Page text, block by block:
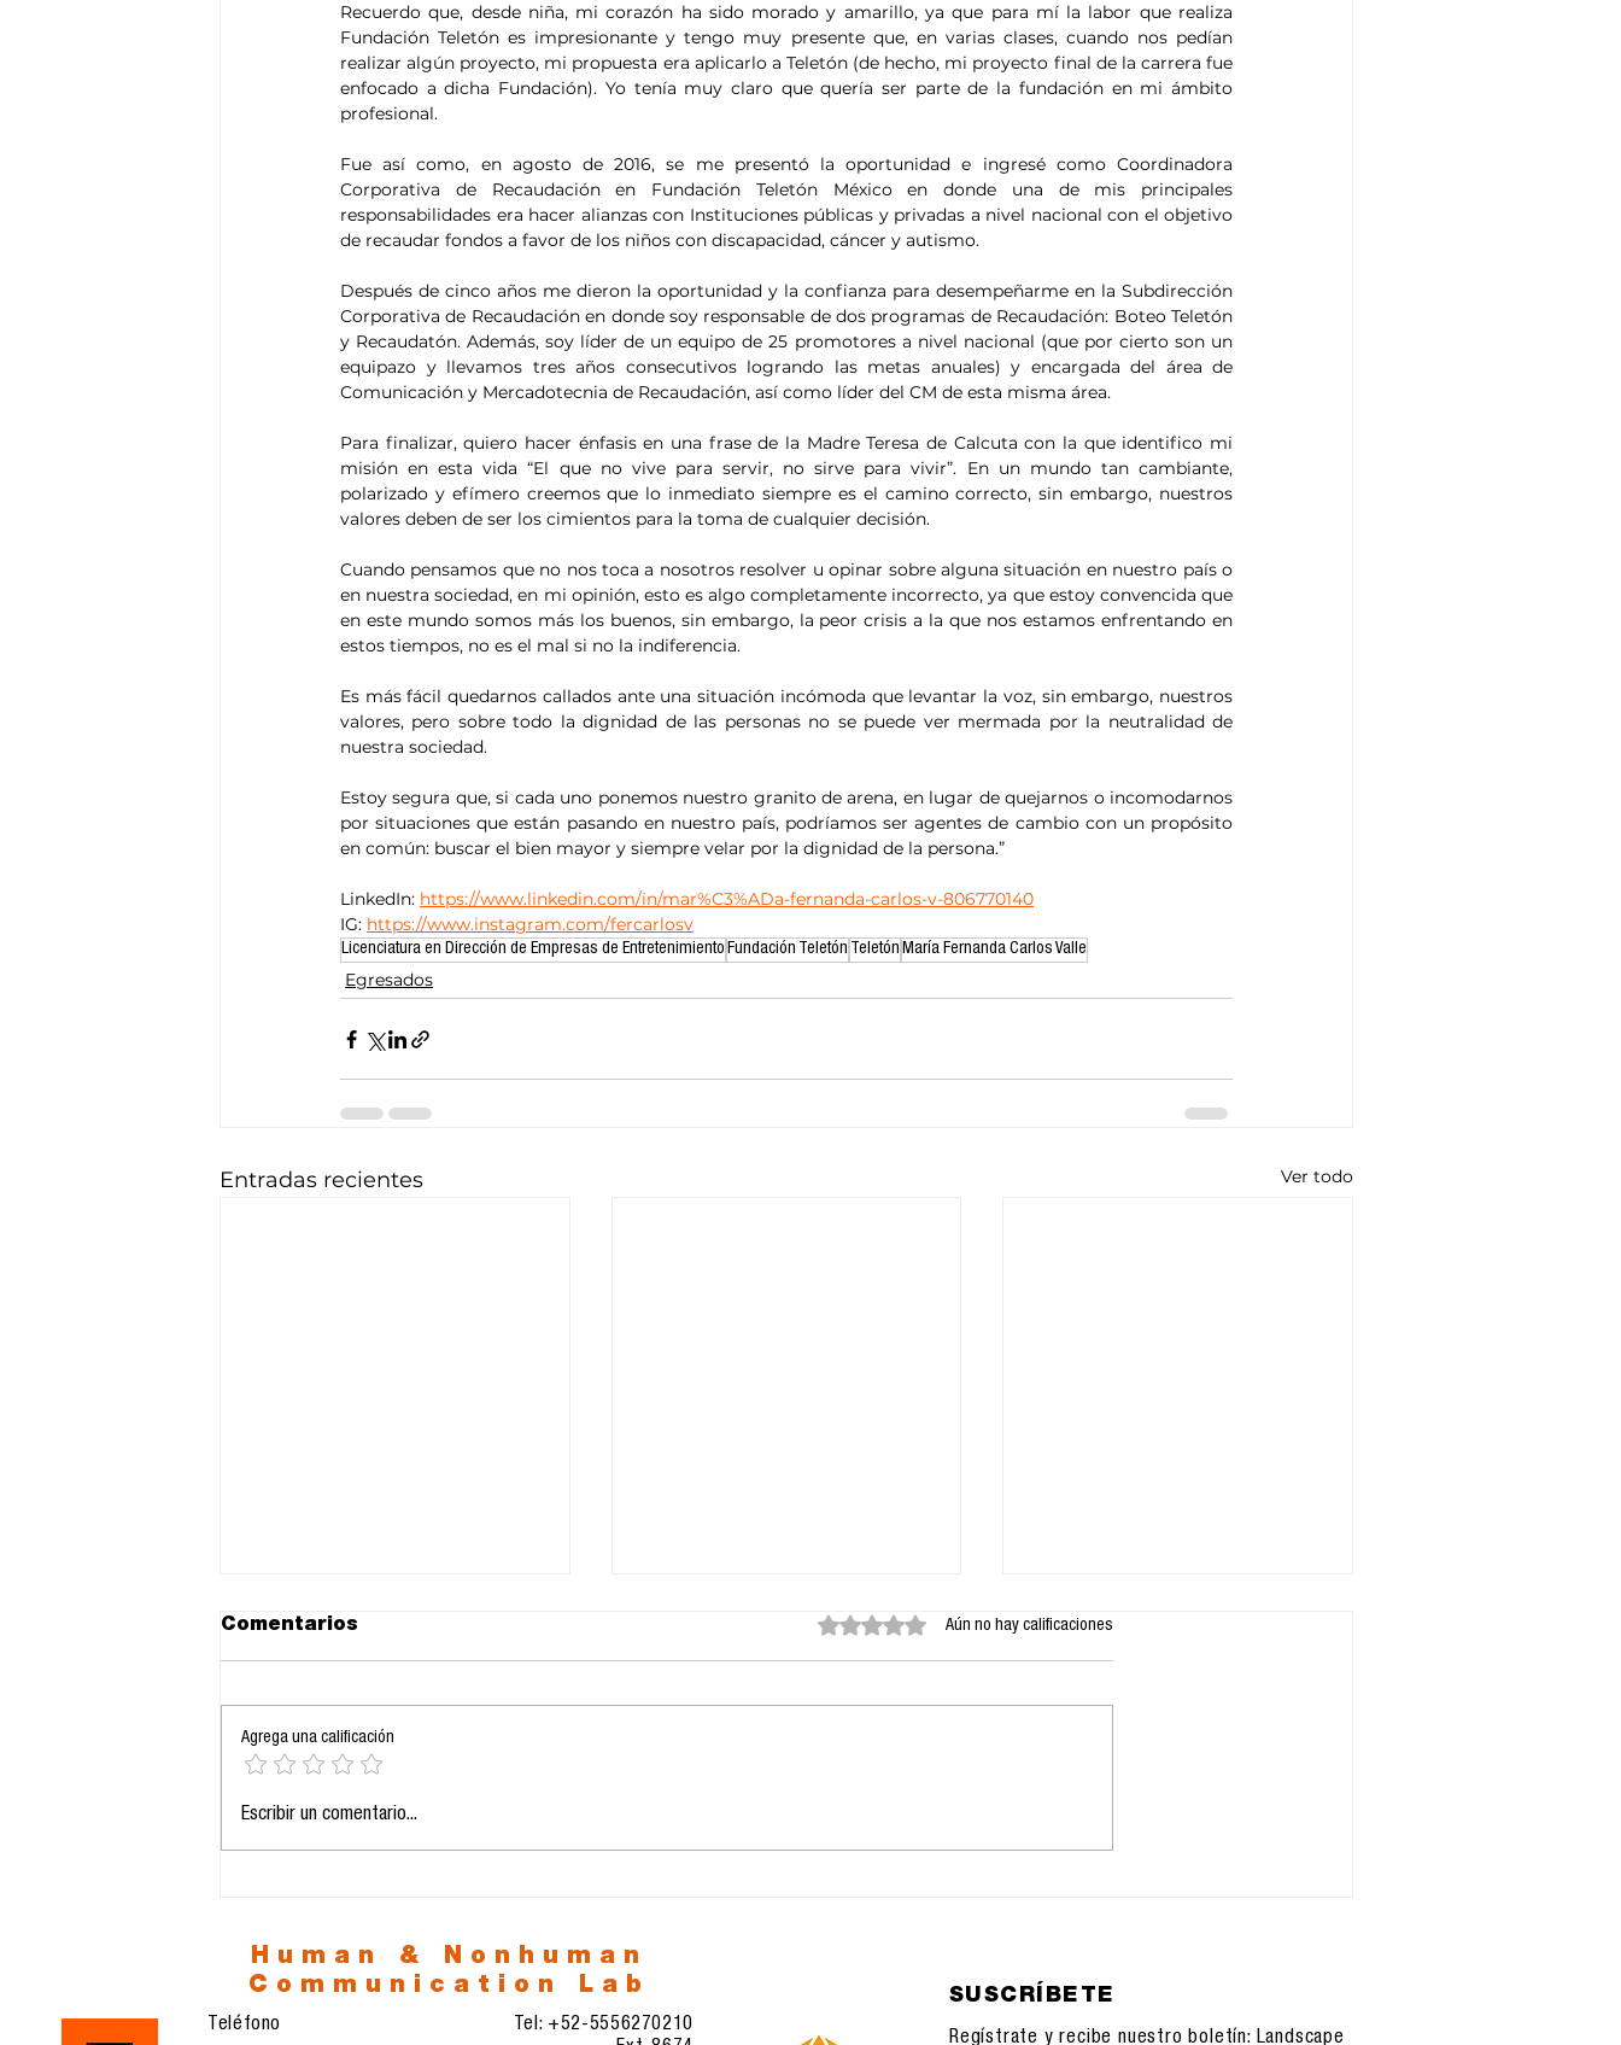
Recuerdo que, desde niña, mi corazón ha sido morado y amarillo, ya que para mí la labor que realiza
Fundación Teletón es impresionante y tengo muy presente que, en varias clases, cuando nos pedían
realizar algún proyecto, mi propuesta era aplicarlo a Teletón (de hecho, mi proyecto final de la carrera fue
enfocado a dicha Fundación). Yo tenía muy claro que quería ser parte de la fundación en mi ámbito
profesional.
Fue así como, en agosto de 2016, se me presentó la oportunidad e ingresé como Coordinadora
Corporativa de Recaudación en Fundación Teletón México en donde una de mis principales
responsabilidades era hacer alianzas con Instituciones públicas y privadas a nivel nacional con el objetivo
de recaudar fondos a favor de los niños con discapacidad, cáncer y autismo.
Después de cinco años me dieron la oportunidad y la confianza para desempeñarme en la Subdirección
Corporativa de Recaudación en donde soy responsable de dos programas de Recaudación: Boteo Teletón
y Recaudatón. Además, soy líder de un equipo de 25 promotores a nivel nacional (que por cierto son un
equipazo y llevamos tres años consecutivos logrando las metas anuales) y encargada del área de
Comunicación y Mercadotecnia de Recaudación, así como líder del CM de esta misma área.
Para finalizar, quiero hacer énfasis en una frase de la Madre Teresa de Calcuta con la que identifico mi
misión en esta vida “El que no vive para servir, no sirve para vivir”. En un mundo tan cambiante,
polarizado y efímero creemos que lo inmediato siempre es el camino correcto, sin embargo, nuestros
valores deben de ser los cimientos para la toma de cualquier decisión.
Cuando pensamos que no nos toca a nosotros resolver u opinar sobre alguna situación en nuestro país o
en nuestra sociedad, en mi opinión, esto es algo completamente incorrecto, ya que estoy convencida que
en este mundo somos más los buenos, sin embargo, la peor crisis a la que nos estamos enfrentando en
estos tiempos, no es el mal si no la indiferencia.
Es más fácil quedarnos callados ante una situación incómoda que levantar la voz, sin embargo, nuestros
valores, pero sobre todo la dignidad de las personas no se puede ver mermada por la neutralidad de
nuestra sociedad.
Estoy segura que, si cada uno ponemos nuestro granito de arena, en lugar de quejarnos o incomodarnos
por situaciones que están pasando en nuestro país, podríamos ser agentes de cambio con un propósito
en común: buscar el bien mayor y siempre velar por la dignidad de la persona.”
LinkedIn: https://www.linkedin.com/in/mar%C3%ADa-fernanda-carlos-v-806770140
IG: https://www.instagram.com/fercarlosv
Licenciatura en Dirección de Empresas de Entretenimiento Fundación Teletón Teletón María Fernanda Carlos Valle
Egresados
Entradas recientes Ver todo
Lic. Anahí Funes Colina
Comentarios Obtuvo 0 de 5 estrellas.Aún no hay calificaciones
Agrega una calificación
Escribir un comentario...
Human & Nonhuman
Communication Lab
Teléfono
Tel: +52-5556270210
SUSCRÍBETE
Regístrate y recibe nuestro boletín: Landscape